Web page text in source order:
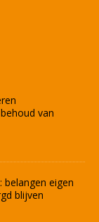
van
belangen eigen
blijven